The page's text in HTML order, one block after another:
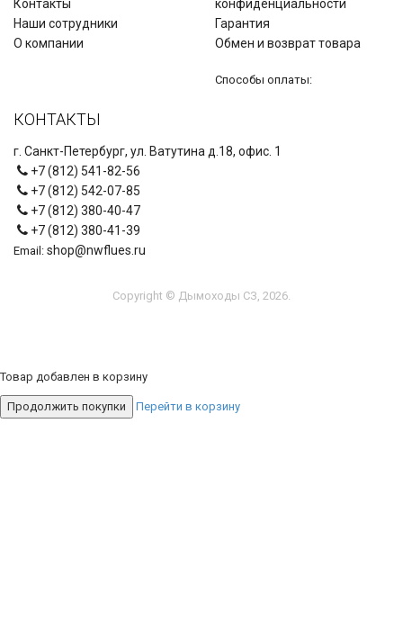
Контакты
Наши сотрудники
О компании
конфиденциальности
Гарантия
Обмен и возврат товара
Способы оплаты:
КОНТАКТЫ
г. Санкт-Петербург, ул. Ватутина д.18, офис. 1
+7 (812) 541-82-56
+7 (812) 542-07-85
+7 (812) 380-40-47
+7 (812) 380-41-39
Email: shop@nwflues.ru
Copyright © Дымоходы СЗ, 2026.
Товар добавлен в корзину
Продолжить покупки Перейти в корзину